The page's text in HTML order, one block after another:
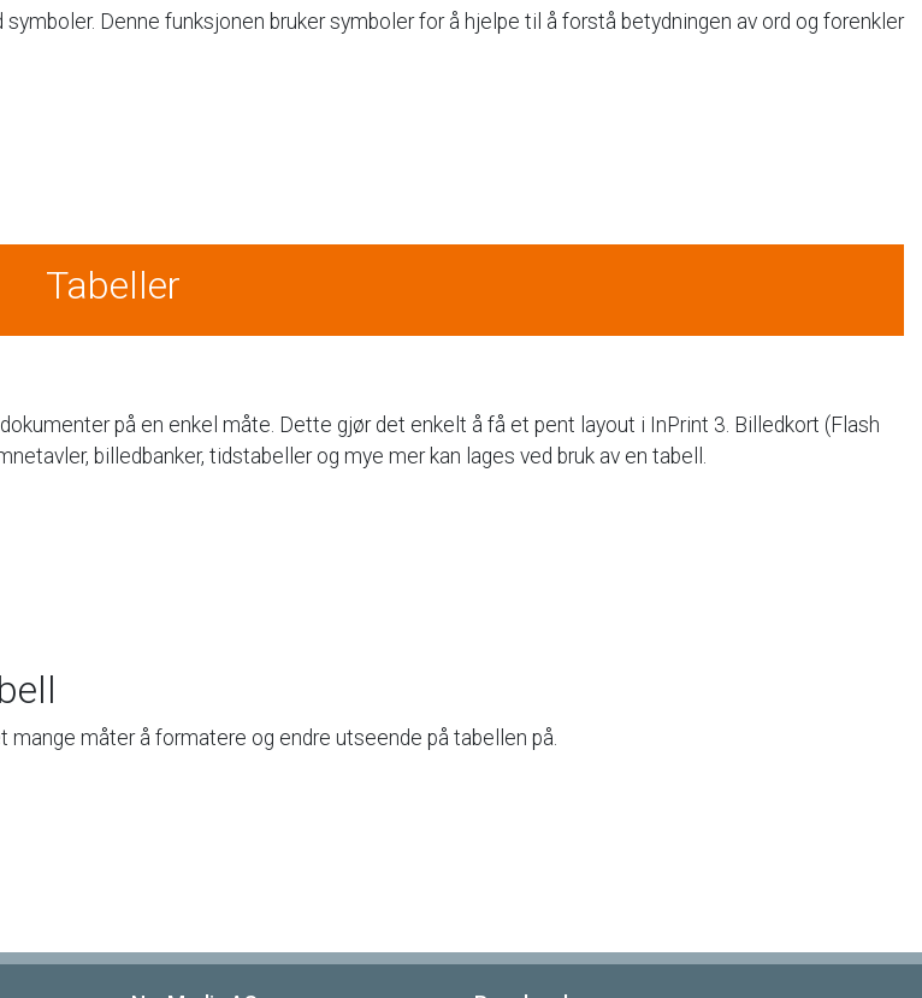
symboler. Denne funksjonen bruker symboler for å hjelpe til å forstå betydningen av ord og forenkler
Tabeller
dokumenter på en enkel måte. Dette gjør det enkelt å få et pent layout i InPrint 3. Billedkort (Flash
billedbanker, tidstabeller og mye mer kan lages ved bruk av en tabell.
mange måter å formatere og endre utseende på tabellen på.